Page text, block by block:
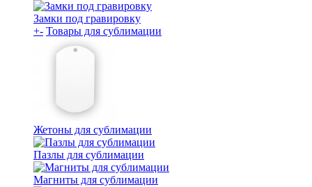
Замки под гравировку
+- Товары для сублимации
Жетоны для сублимации
Пазлы для сублимации
Магниты для сублимации